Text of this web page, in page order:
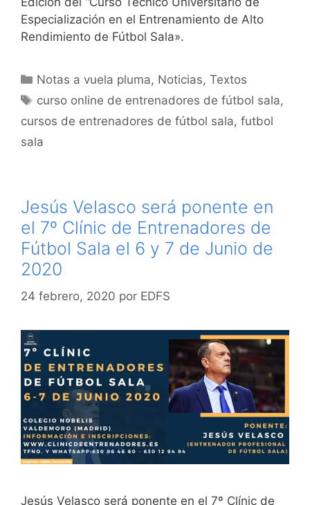
Especialización en el Entrenamiento de Alto
Rendimiento de Fútbol Sala».
Categorías
Notas a vuela pluma, Noticias,Textos
Etiquetas
curso online de entrenadores de fútbol sala,
cursos de entrenadores de fútbol sala, futbol
sala
Jesús Velasco será ponente en
el 7º Clínic de Entrenadores de
Fútbol Sala el 6 y 7 de Junio de
2020
24 febrero, 2020 por EDFS
Jesús Velasco será ponente en el 7º Clínic de